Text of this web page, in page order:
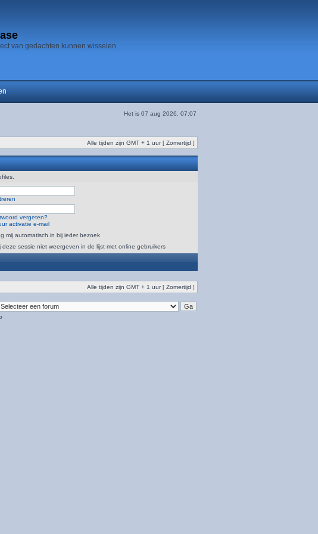
van gedachten kunnen wisselen
Het is 07 aug 2026, 07:07
Alle tijden zijn GMT + 1 uur [ Zomertijd ]
vergeten?
activatie e-mail
mij automatisch in bij ieder bezoek
deze sessie niet weergeven in de lijst met online gebruikers
Alle tijden zijn GMT + 1 uur [ Zomertijd ]